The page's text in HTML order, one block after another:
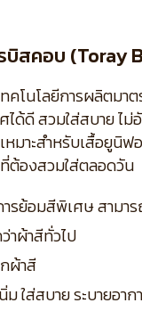
บิสคอบ (Toray
คโนโลยีการผลิตมา
ได้ดี สวมใส่สบาย ไ
หมาะสำหรับเสื้อยูนิ
ต้องสวมใส่ตลอดวัน
รย้อมสีพิเศษ สามา
าผ้าสีทั่วไป
ผ้าสี
ใส่สบาย ระบายอาก